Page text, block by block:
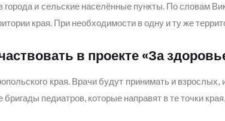
города и сельские населённые пункты. По словам
края. При необходимости в одну и ту же
в проекте «За
края. Врачи будут принимать и
педиатров, которые направят в те точки